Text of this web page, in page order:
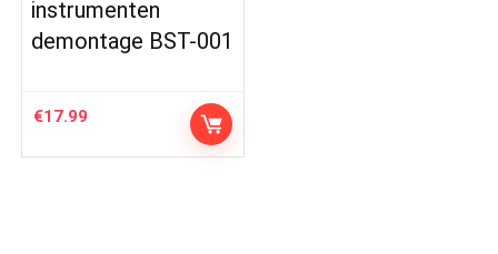
instrumenten
demontage BST-001
€17.99